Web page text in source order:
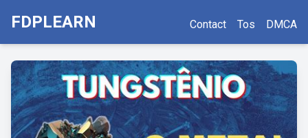
FDPLEARN Contact Tos DMCA